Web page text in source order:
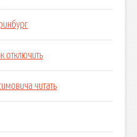
отключить
читать